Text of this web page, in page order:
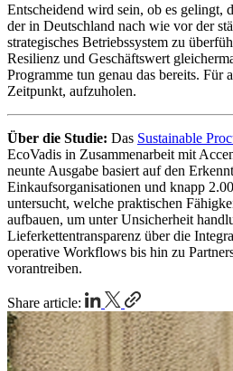
Entscheidend wird sein, ob es gelingt,
der in Deutschland nach wie vor der
strategisches Betriebssystem zu
Resilienz und Geschäftswert
Programme tun genau das bereits. Für
Zeitpunkt, aufzuholen.
Über die Studie: Das Sustainable
EcoVadis in Zusammenarbeit mit
neunte Ausgabe basiert auf den
Einkaufsorganisationen und knapp
untersucht, welche praktischen
aufbauen, um unter Unsicherheit
Lieferkettentransparenz über die
operative Workflows bis hin zu
vorantreiben.
Share article: